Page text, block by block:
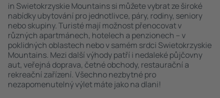
in Swietokrzyskie Mountains si můžete vybrat ze široké
nabídky ubytování pro jednotlivce, páry, rodiny, seniory
nebo skupiny. Turisté mají možnost přenocovat v
různých apartmánech, hotelech a penzionech – v
poklidných oblastech nebo v samém srdci Swietokrzyskie
Mountains. Mezi další výhody patří i nedaleké půjčovny
aut, veřejná doprava, četné obchody, restaurační a
rekreační zařízení. Všechno nezbytné pro
nezapomenutelný výlet máte jako na dlani!